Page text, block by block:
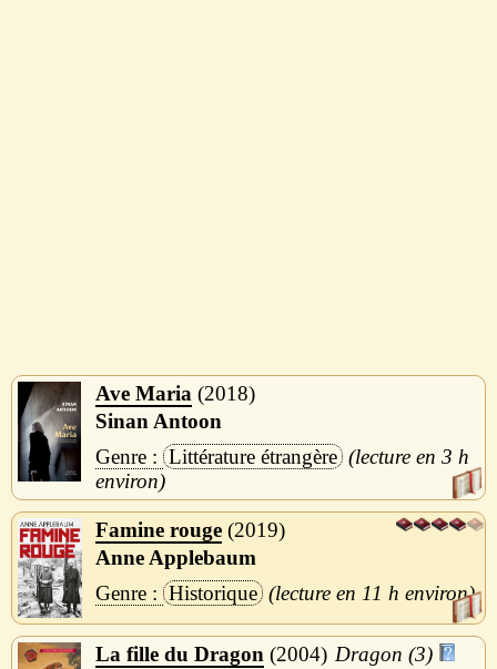
Ave Maria
2018
Sinan Antoon
Littérature étrangère
3 h
Famine rouge 2019
Anne Applebaum
Historique
11 h
La fille du Dragon 2004
Dragon (3)